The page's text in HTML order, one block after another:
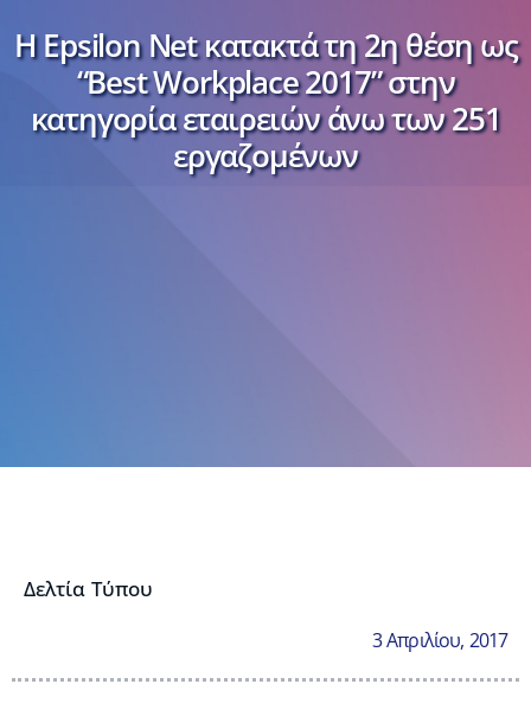
H Epsilon Net κατακτά τη 2η θέση ως
“Best Workplace 2017” στην
κατηγορία εταιρειών άνω των 251
εργαζομένων
Δελτία Τύπου
3 Απριλίου, 2017